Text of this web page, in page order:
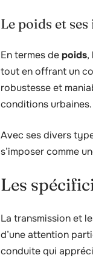
Le poids et
En termes depoids,
tout en offrant un
robustesse et
conditions urbaines.
Avec ses divers
s’imposer comme
Les
La transmission et
d’une attention
conduite qui